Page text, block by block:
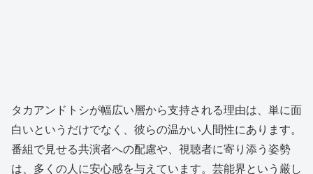
タカアンドトシが幅広い層から支持される理由は、単に面
白いというだけでなく、彼らの温かい人間性にあります。
番組で見せる共演者への配慮や、視聴者に寄り添う姿勢
は、多くの人に安心感を与えています。芸能界という厳し